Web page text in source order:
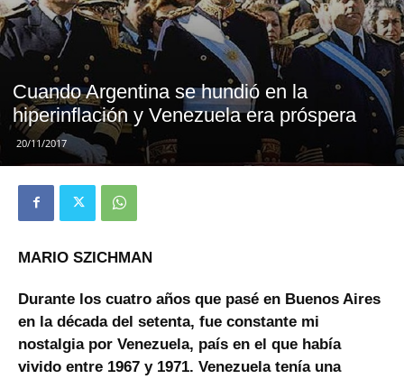
Cuando Argentina se hundió en la
hiperinflación y Venezuela era próspera
20/11/2017
MARIO SZICHMAN
Durante los cuatro años que pasé en Buenos Aires
en la década del setenta, fue constante mi
nostalgia por Venezuela, país en el que había
vivido entre 1967 y 1971. Venezuela tenía una